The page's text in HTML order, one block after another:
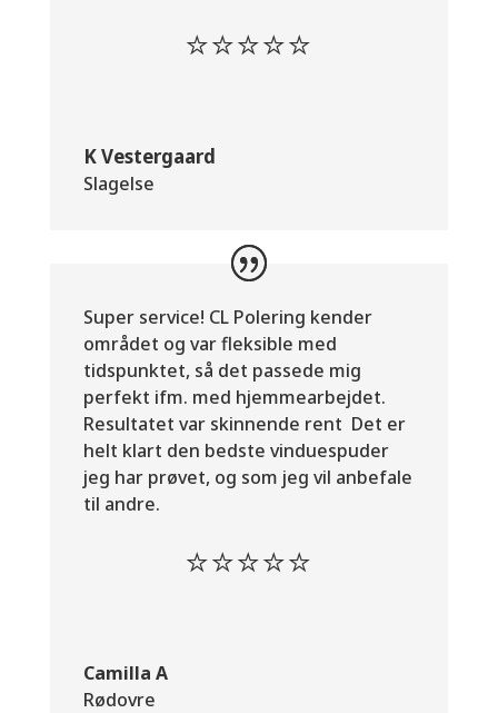
⭐⭐⭐⭐⭐
K Vestergaard
Slagelse
Super service! CL Polering kender
området og var fleksible med
tidspunktet, så det passede mig
perfekt ifm. med hjemmearbejdet.
Resultatet var skinnende rent Det er
helt klart den bedste vinduespuder
jeg har prøvet, og som jeg vil anbefale
til andre.
⭐⭐⭐⭐⭐
Camilla A
Rødovre